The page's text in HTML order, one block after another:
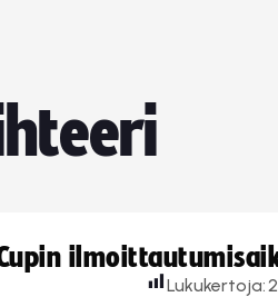
Lukukertoja: